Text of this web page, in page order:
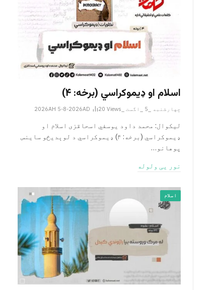
اسلام او ډیموکراسي (برخه: ۴)
چهارشنبه _5 _اگست _2026AH 5-8-2026AD 20 Views
لیکوال: محمد داود یوسفي اسحاقزی اسلام او
ډیموکراسي (برخه: ۴) ډیموکراسي د لوېدیځو ساینس
پوهانو…
نور یی ولوله
اسلام